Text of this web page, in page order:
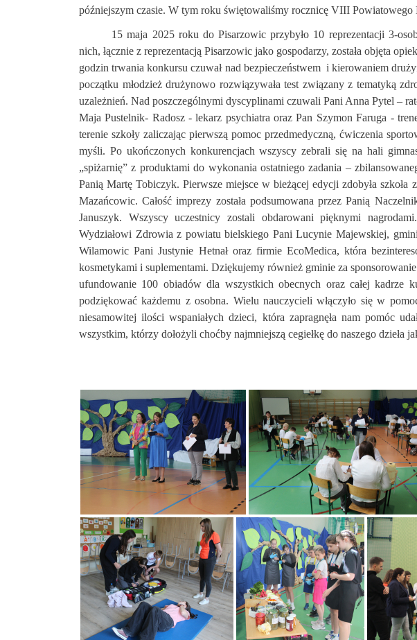
późniejszym czasie. W tym roku świętowaliśmy rocznicę VIII Powiatowego
15 maja 2025 roku do Pisarzowic przybyło 10 reprezentacji 3-
nich, łącznie z reprezentacją Pisarzowic jako gospodarzy, została objęta
godzin trwania konkursu czuwał nad bezpieczeństwem i kierowaniem
początku młodzież drużynowo rozwiązywała test związany z tematyką
uzależnień. Nad poszczególnymi dyscyplinami czuwali Pani Anna Pytel –
Maja Pustelnik- Radosz - lekarz psychiatra oraz Pan Szymon Faruga -
terenie szkoły zaliczając pierwszą pomoc przedmedyczną, ćwiczenia
myśli. Po ukończonych konkurencjach wszyscy zebrali się na hali
„spiżarnię” z produktami do wykonania ostatniego zadania –
Panią Martę Tobiczyk. Pierwsze miejsce w bieżącej edycji zdobyła szkoła
Mazańcowic. Całość imprezy została podsumowana przez Panią
Januszyk. Wszyscy uczestnicy zostali obdarowani pięknymi
Wydziałowi Zdrowia z powiatu bielskiego Pani Lucynie Majewskiej,
Wilamowic Pani Justynie Hetnał oraz firmie EcoMedica, która
kosmetykami i suplementami. Dziękujemy również gminie za
ufundowanie 100 obiadów dla wszystkich obecnych oraz całej kadrze
podziękować każdemu z osobna. Wielu nauczycieli włączyło się w
niesamowitej ilości wspaniałych dzieci, która zapragnęła nam pomóc
wszystkim, którzy dołożyli choćby najmniejszą cegiełkę do naszego dzieła